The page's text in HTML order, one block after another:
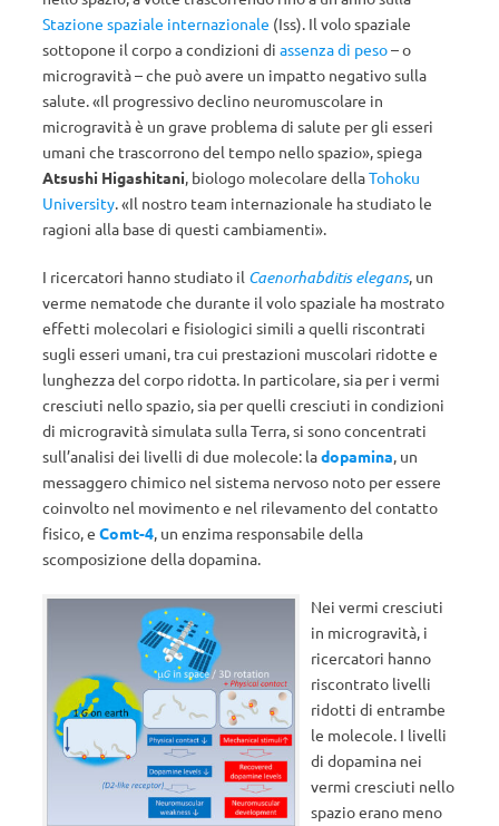
Stazione spaziale internazionale (Iss). Il volo spaziale
sottopone il corpo a condizioni di assenza di peso– o
microgravità – che può avere un impatto negativo sulla
salute. «Il progressivo declino neuromuscolare in
microgravità è un grave problema di salute per gli esseri
umani che trascorrono del tempo nello spazio», spiega
Atsushi Higashitani, biologo molecolare dellaTohoku
University. «Il nostro team internazionale ha studiato le
ragioni alla base di questi cambiamenti».
I ricercatori hanno studiato il Caenorhabditis elegans, un
verme nematode che durante il volo spaziale ha mostrato
effetti molecolari e fisiologici simili a quelli riscontrati
sugli esseri umani, tra cui prestazioni muscolari ridotte e
lunghezza del corpo ridotta. In particolare, sia per i vermi
cresciuti nello spazio, sia per quelli cresciuti in condizioni
di microgravità simulata sulla Terra, si sono concentrati
sull’analisi dei livelli di due molecole: ladopamina, un
messaggero chimico nel sistema nervoso noto per essere
coinvolto nel movimento e nel rilevamento del contatto
fisico, e Comt-4, un enzima responsabile della
scomposizione della dopamina.
Nei vermi cresciuti
in microgravità, i
ricercatori hanno
riscontrato livelli
ridotti di entrambe
le molecole. I livelli
di dopamina nei
vermi cresciuti nello
spazio erano meno